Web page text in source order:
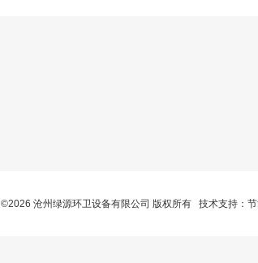
©2026 沧州绿源环卫设备有限公司 版权所有 技术支持：